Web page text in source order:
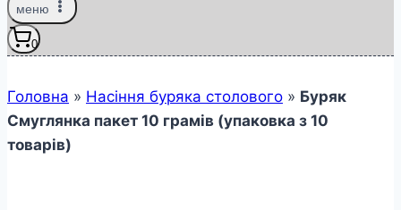
меню
0
Головна » Насіння буряка столового » Буряк
Смуглянка пакет 10 грамів (упаковка з 10
товарів)